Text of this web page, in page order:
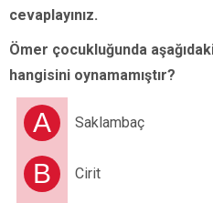
cevaplayınız.
Ömer çocukluğunda
hangisini oynamamıştır?
A Saklambaç
B Cirit